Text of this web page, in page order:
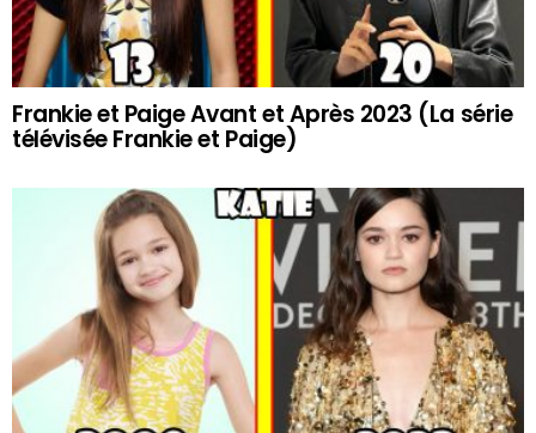
Frankie et Paige Avant et Après 2023 (La série
télévisée Frankie et Paige)